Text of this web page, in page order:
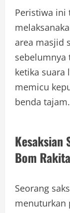
Peristiwa ini
area masjid
sebelumnya
ketika suara
memicu
benda tajam.
Kesaksian
Bom
Seorang
menuturkan